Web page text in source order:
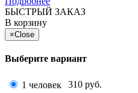
БЫСТРЫЙ ЗАКАЗ
В корзину
×Close
Выберите вариант
1 человек
310 руб.